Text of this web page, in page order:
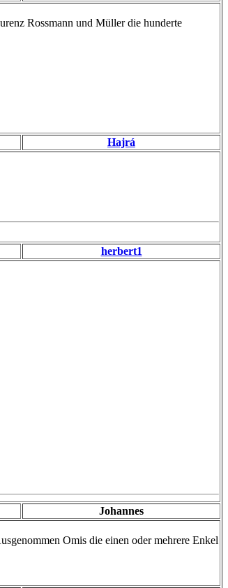
Rossmann und Müller die hunderte
Hajrá
herbert1
Johannes
Omis die einen oder mehrere Enkel